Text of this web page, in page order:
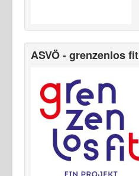
ASVÖ - grenzenlos fit